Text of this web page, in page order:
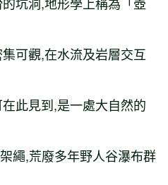
可觀,在水流及岩層交互
此見到,是一處大自然的
繩,荒廢多年野人谷瀑布群